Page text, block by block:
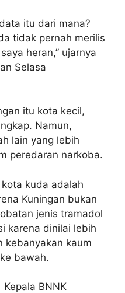
itu dari mana?
tidak pernah merilis
heran,” ujarnya
Selasa
itu kota kecil,
Namun,
lain yang lebih
peredaran narkoba.
kuda adalah
Kuningan bukan
jenis tramadol
karena dinilai lebih
kebanyakan kaum
bawah.
BNNK